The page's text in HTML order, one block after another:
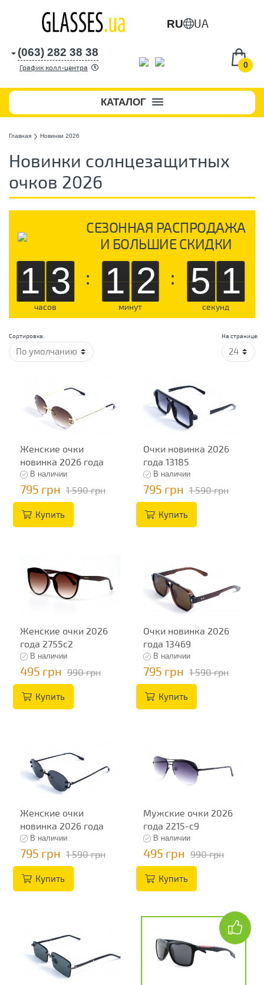
RU UA
0
(063) 282 38 38
График колл-центра
КАТАЛОГ
Главная Новинки 2026
Новинки солнцезащитных
очков 2026
СЕЗОННАЯ РАСПРОДАЖА
И БОЛЬШИЕ СКИДКИ
13
часов
: 12
минут
: 50
секунд
На странице:
Сортировка:
Женские очки
новинка 2026 года
13244
В наличии
795 грн 1 590 грн
Купить
Очки новинка 2026
года 13185
В наличии
795 грн 1 590 грн
Купить
Женские очки 2026
года 2755c2
В наличии
495 грн 990 грн
Купить
Очки новинка 2026
года 13469
В наличии
795 грн 1 590 грн
Купить
Женские очки
новинка 2026 года
13242
В наличии
795 грн 1 590 грн
Купить
Мужские очки 2026
года 2215-c9
В наличии
495 грн 990 грн
Купить